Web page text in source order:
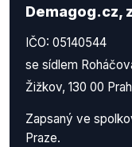
Demagog.cz,
IČO: 05140544
se sídlem
Žižkov, 130 00
Zapsaný ve
Praze.